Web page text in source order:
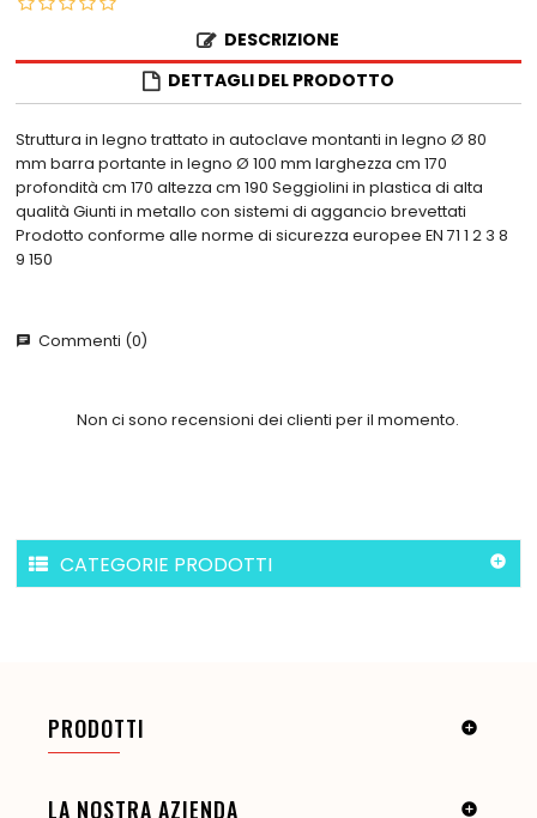
DESCRIZIONE
DETTAGLI DEL PRODOTTO
Struttura in legno trattato in autoclave montanti in legno Ø 80
mm barra portante in legno Ø 100 mm larghezza cm 170
profondità cm 170 altezza cm 190 Seggiolini in plastica di alta
qualità Giunti in metallo con sistemi di aggancio brevettati
Prodotto conforme alle norme di sicurezza europee EN 71 1 2 3 8
9 150
chat Commenti (0)
Non ci sono recensioni dei clienti per il momento.
CATEGORIE PRODOTTI 
PRODOTTI 
LA NOSTRA AZIENDA 